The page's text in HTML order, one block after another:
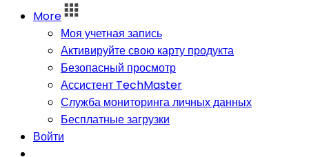
More
Моя учетная запись
Активируйте свою карту продукта
Безопасный просмотр
Ассистент TechMaster
Служба мониторинга личных данных
Бесплатные загрузки
Войти